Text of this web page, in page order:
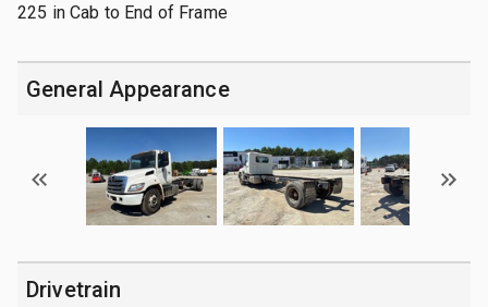
225 in Cab to End of Frame
General Appearance
Drivetrain